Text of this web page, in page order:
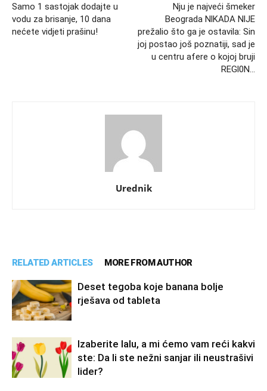
Samo 1 sastojak dodajte u
vodu za brisanje, 10 dana
nećete vidjeti prašinu!
Nju je najveći šmeker
Beograda NlKADA NlJE
prežalio što ga je ostavila: Sin
joj postao još poznatiji, sad je
u centru afere o kojoj bruji
REGl0N…
Urednik
RELATED ARTICLES MORE FROM AUTHOR
Deset tegoba koje banana bolje
rješava od tableta
Izaberite lalu, a mi ćemo vam reći kakvi
ste: Da li ste nežni sanjar ili neustrašivi
lider?